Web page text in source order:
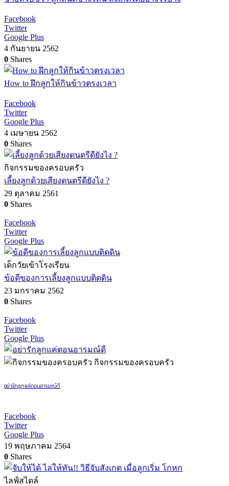
Facebook
Twitter
Google Plus
4 กันยายน 2562
0 Shares
How to ฝึกลูกให้กินข้าวตรงเวลา
Facebook
Twitter
Google Plus
4 เมษายน 2562
0 Shares
กิจกรรมของครอบครัว
เลี้ยงลูกด้วยเสียงดนตรีดียังไง ?
29 ตุลาคม 2561
0 Shares
Facebook
Twitter
Google Plus
เด็กวัยเข้าโรงเรียน
ข้อดีของการเลี้ยงลูกแบบติดดิน
23 มกราคม 2562
0 Shares
Facebook
Twitter
Google Plus
กิจกรรมของครอบครัว
อย่ารักลูกแค่ตอนอารมณ์ดี
Facebook
Twitter
Google Plus
19 พฤษภาคม 2564
0 Shares
ไลฟ์สไตล์